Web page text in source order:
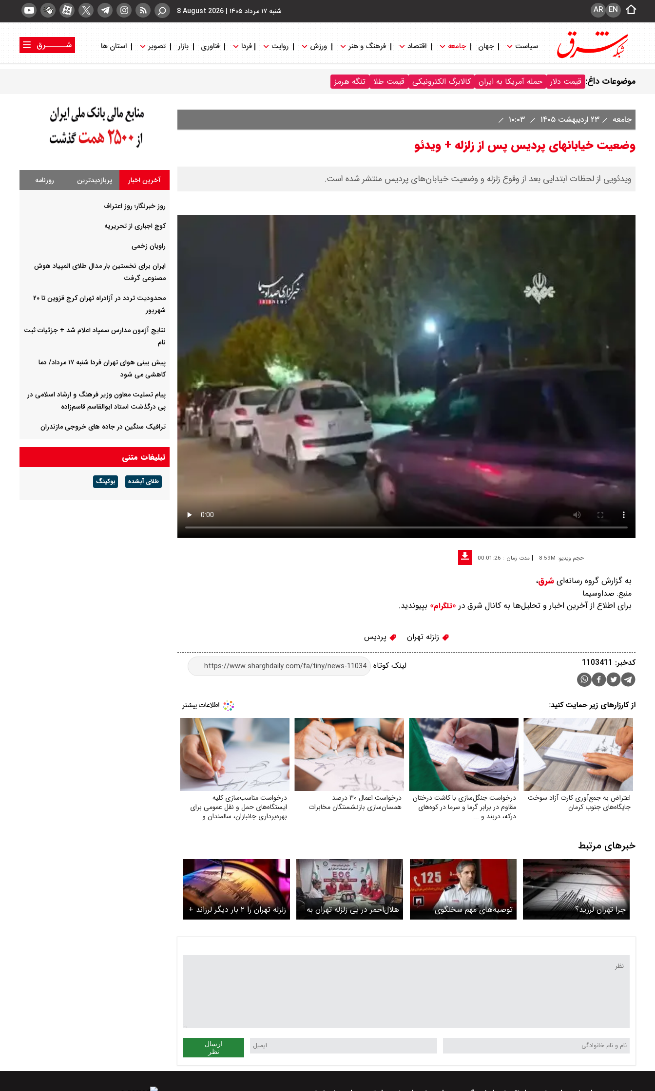
شنبه ۱۷ مرداد ۱۴۰۵ |
8 August 2026 EN
AR
سیاست جهان جامعه اقتصاد فرهنگ و هنر ورزش روایت فردا فناوری بازار تصویر استان ها
شــــــرق
موضوعات داغ: قیمت دلار حمله آمریکا به ایران کالابرگ الکترونیکی قیمت طلا تنگه هرمز
جامعه ۲۳ اردیبهشت ۱۴۰۵
وضعیت خیابانهای پردیس پس از زلزله + ویدئو
ویدئویی از لحظات ابتدایی بعد از وقوع زلزله و وضعیت خیابان‌های پردیس منتشر شده است.
حجم ویدیو: 8.59M | مدت زمان : 00:01:26
به گزارش گروه رسانه‌ایشرق،
منبع: صداوسیما
برای اطلاع از آخرین اخبار و تحلیل‌ها به کانال شرق در «تلگرام» بپیوندید.
زلزله تهران پردیس
لینک کوتاه کدخبر: 1103411
از کارزارهای زیر حمایت کنید:
اعتراض به جمع‌آوری کارت آزاد سوخت
جایگاه‌های جنوب کرمان
درخواست جنگل‌سازی با کاشت درختان
مقاوم در برابر گرما و سرما در کوه‌های
درکه، دربند و ...
درخواست اعمال ۳۰ درصد
همسان‌سازی بازنشستگان مخابرات
درخواست مناسب‌سازی کلیه
ایستگاه‌های حمل‌ و نقل عمومی برای
بهره‌برداری جانبازان، سالمندان و
خبرهای مرتبط
چرا تهران لرزید؟
توصیه‌های مهم سخنگوی
آتش‌نشانی به مردم در هنگام
هلال‌احمر در پی زلزله تهران به
حالت آماده‌باش کامل درآمد
زلزله تهران را ۲ بار دیگر لرزاند +
جزئیات
ارسال
نظر
آخرین اخبار پربازدیدترین روزنامه
روز خبرنگار؛ روز اعتراف
کوچ اجباری از تحریریه
راویان زخمی
ایران برای نخستین بار مدال طلای المپیاد هوش
مصنوعی گرفت
محدودیت تردد در آزادراه تهران کرج قزوین تا ۲۰
شهریور
نتایج آزمون مدارس سمپاد اعلام شد + جزئیات ثبت
نام
پیش بینی هوای تهران فردا شنبه ۱۷ مرداد/ دما
کاهشی می شود
پیام تسلیت معاون وزیر فرهنگ و ارشاد اسلامی در
پی درگذشت استاد ابوالقاسم قاسم‌زاده
ترافیک سنگین در جاده های خروجی مازندران
پیش بینی هواشناسی قم فردا شنبه ۱۷ مرداد/
افزایش غلظت گردوغبار تا اواخر وقت شنبه
تبلیغات متنی
طلای آبشده بوکینگ